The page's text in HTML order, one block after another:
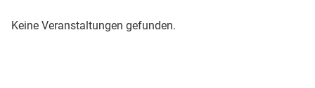
Keine Veranstaltungen gefunden.